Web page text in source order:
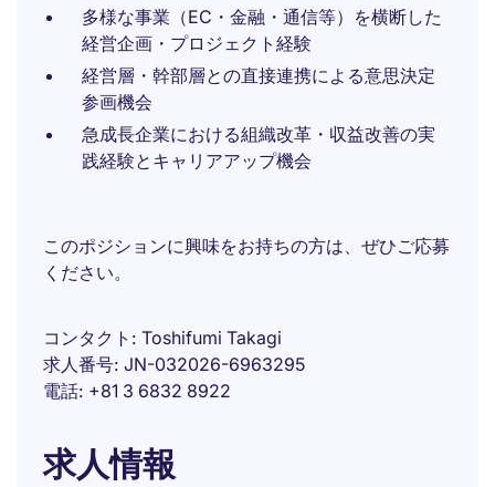
多様な事業（EC・金融・通信等）を横断した
経営企画・プロジェクト経験
経営層・幹部層との直接連携による意思決定
参画機会
急成長企業における組織改革・収益改善の実
践経験とキャリアアップ機会
このポジションに興味をお持ちの方は、ぜひご応募
ください。
コンタクト
Toshifumi Takagi
求人番号 JN-032026-6963295
電話 +81 3 6832 8922
求人情報